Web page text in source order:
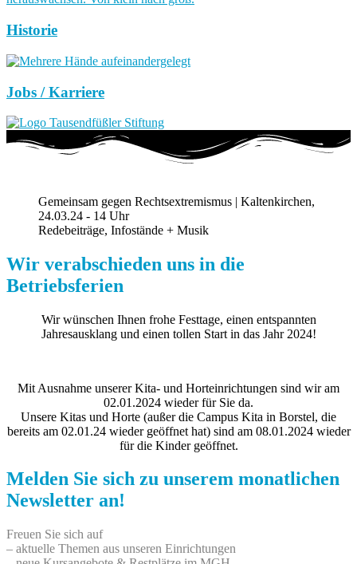
Historie
Jobs / Karriere
Gemeinsam gegen Rechtsextremismus | Kaltenkirchen,
24.03.24 - 14 Uhr
Redebeiträge, Infostände + Musik
Wir verabschieden uns in die
Betriebsferien
Wir wünschen Ihnen frohe Festtage, einen entspannten
Jahresausklang und einen tollen Start in das Jahr 2024!
Mit Ausnahme unserer Kita- und Horteinrichtungen sind wir am
02.01.2024 wieder für Sie da.
Unsere Kitas und Horte (außer die Campus Kita in Borstel, die
bereits am 02.01.24 wieder geöffnet hat) sind am 08.01.2024 wieder
für die Kinder geöffnet.
Melden Sie sich zu unserem monatlichen
Newsletter an!
Freuen Sie sich auf
– aktuelle Themen aus unseren Einrichtungen